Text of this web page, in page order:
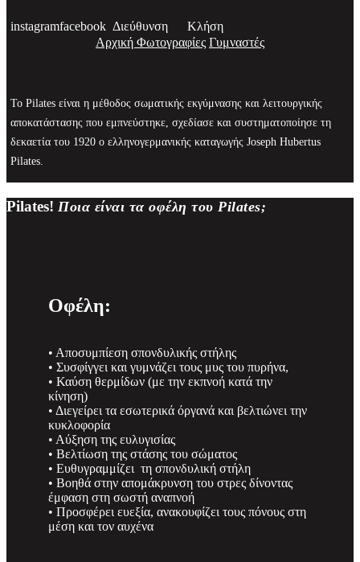
instagramfacebook Διεύθυνση
Κλήση
Αρχική Φωτογραφίες Γυμναστές
Το Pilates είναι η μέθοδος σωματικής εκγύμνασης και λειτουργικής
αποκατάστασης που εμπνεύστηκε, σχεδίασε και συστηματοποίησε τη
δεκαετία του 1920 ο ελληνογερμανικής καταγωγής Joseph Hubertus
Pilates.
Pilates! Ποια είναι τα οφέλη του Pilates;
Οφέλη:
• Αποσυμπίεση σπονδυλικής στήλης
• Συσφίγγει και γυμνάζει τους μυς του πυρήνα,
• Καύση θερμίδων (με την εκπνοή κατά την
κίνηση)
• Διεγείρει τα εσωτερικά όργανά και βελτιώνει την
κυκλοφορία
• Αύξηση της ευλυγισίας
• Βελτίωση της στάσης του σώματος
• Ευθυγραμμίζει τη σπονδυλική στήλη
• Βοηθά στην απομάκρυνση του στρες δίνοντας
έμφαση στη σωστή αναπνοή
• Προσφέρει ευεξία, ανακουφίζει τους πόνους στη
μέση και τον αυχένα